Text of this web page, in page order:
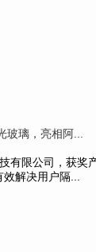
玻璃，亮相阿...
有限公司，获奖
解决用户隔...